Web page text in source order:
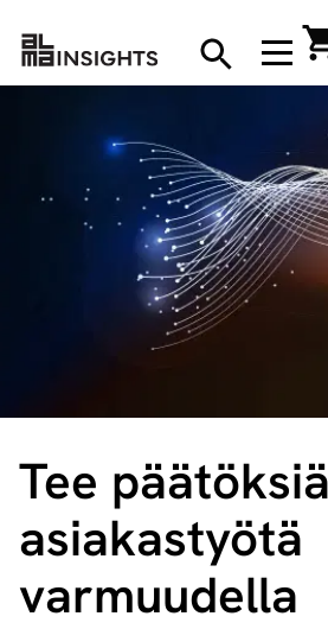
Hae
Tee
asiakastyötä
varmuudella